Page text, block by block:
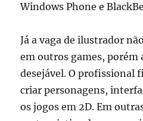
Windows Phone e
Já a vaga de ilustrador
em outros games, porém
desejável. O profissional
criar personagens,
os jogos em 2D. Em